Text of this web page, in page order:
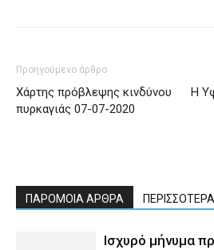
Προηγούμενο άρθρο
Χάρτης πρόβλεψης κινδύνου
πυρκαγιάς 07-07-2020
Η
ΠΑΡΟΜΟΙΑ ΑΡΘΡΑ
Ισχυρό μήνυμα